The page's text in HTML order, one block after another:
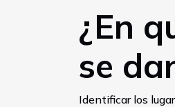
¿En
se
Identificar los